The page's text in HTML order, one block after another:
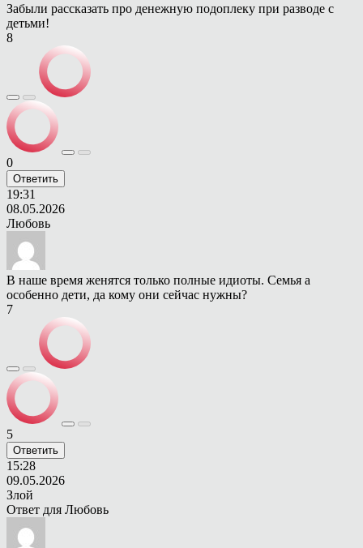
Забыли рассказать про денежную подоплеку при разводе с
детьми!
8
0
Ответить
19:31
08.05.2026
Любовь
В наше время женятся только полные идиоты. Семья а
особенно дети, да кому они сейчас нужны?
7
5
Ответить
15:28
09.05.2026
Злой
Ответ для Любовь